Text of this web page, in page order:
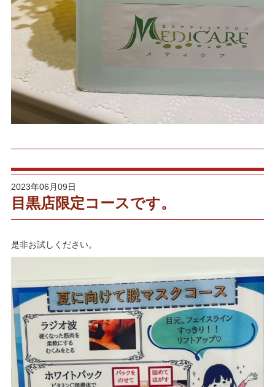
2023年06月09日
目黒店限定コースです。
是非お試しください。